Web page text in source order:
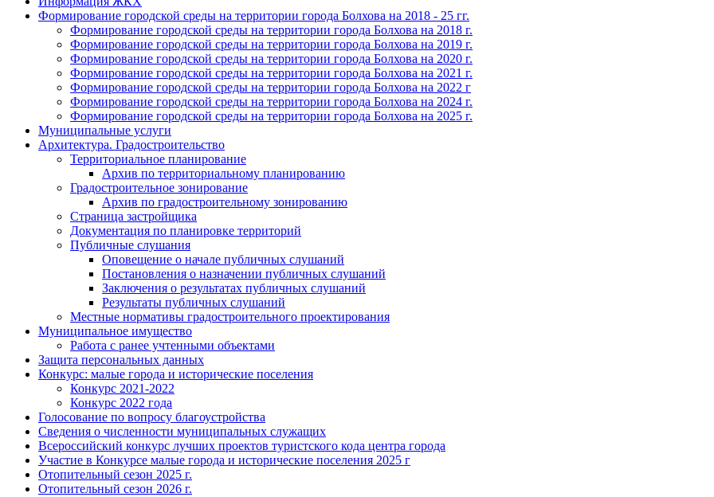
Формирование городской среды на территории города Болхова на 2018 - 25 гг.
Формирование городской среды на территории города Болхова на 2018 г.
Формирование городской среды на территории города Болхова на 2019 г.
Формирование городской среды на территории города Болхова на 2020 г.
Формирование городской среды на территории города Болхова на 2021 г.
Формирование городской среды на территории города Болхова на 2022 г
Формирование городской среды на территории города Болхова на 2024 г.
Формирование городской среды на территории города Болхова на 2025 г.
Муниципальные услуги
Архитектура. Градостроительство
Территориальное планирование
Архив по территориальному планированию
Градостроительное зонирование
Архив по градостроительному зонированию
Страница застройщика
Документация по планировке территорий
Публичные слушания
Оповещение о начале публичных слушаний
Постановления о назначении публичных слушаний
Заключения о результатах публичных слушаний
Результаты публичных слушаний
Местные нормативы градостроительного проектирования
Муниципальное имущество
Работа с ранее учтенными объектами
Защита персональных данных
Конкурс: малые города и исторические поселения
Конкурс 2021-2022
Конкурс 2022 года
Голосование по вопросу благоустройства
Сведения о численности муниципальных служащих
Всероссийский конкурс лучших проектов туристского кода центра города
Участие в Конкурсе малые города и исторические поселения 2025 г
Отопительный сезон 2025 г.
Отопительный сезон 2026 г.